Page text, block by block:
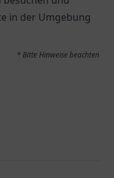
in der Umgebung
* Bitte Hinweise beachten